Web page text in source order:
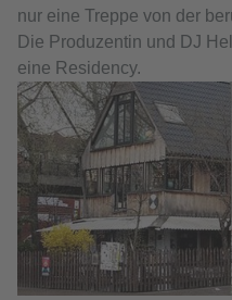
nur eine Treppe von der
Die Produzentin und DJ
eine Residency.